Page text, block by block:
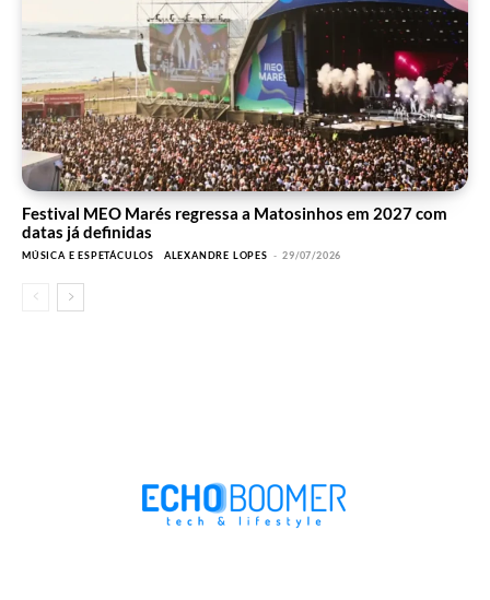
Festival MEO Marés regressa a Matosinhos em 2027 com
datas já definidas
MÚSICA E ESPETÁCULOS ALEXANDRE LOPES - 29/07/2026